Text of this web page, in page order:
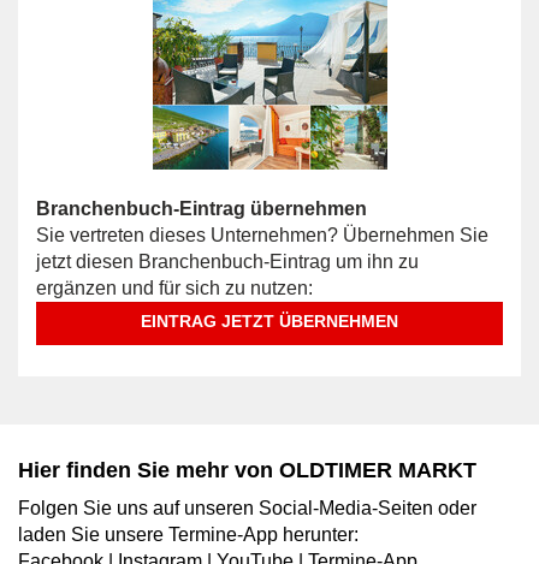
Branchenbuch-Eintrag übernehmen
Sie vertreten dieses Unternehmen? Übernehmen Sie
jetzt diesen Branchenbuch-Eintrag um ihn zu
ergänzen und für sich zu nutzen:
EINTRAG JETZT ÜBERNEHMEN
Hier finden Sie mehr von OLDTIMER MARKT
Folgen Sie uns auf unseren Social-Media-Seiten oder
laden Sie unsere Termine-App herunter: